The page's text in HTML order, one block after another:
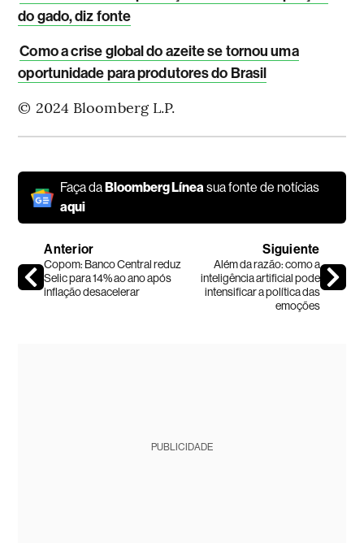
do gado, diz fonte
Como a crise global do azeite se tornou uma
oportunidade para produtores do Brasil
© 2024 Bloomberg L.P.
Faça daBloomberg Líneasua fonte de notícias
aqui
Anterior
Copom: Banco Central reduz
Selic para 14% ao ano após
inflação desacelerar
Siguiente
Além da razão: como a
inteligência artificial pode
intensificar a política das
emoções
PUBLICIDADE